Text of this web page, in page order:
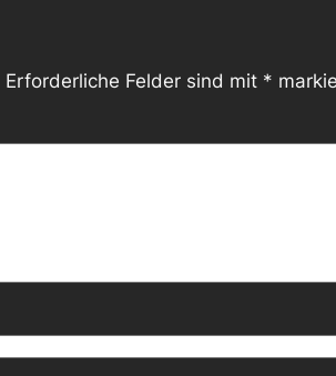
Erforderliche Felder sind mit *